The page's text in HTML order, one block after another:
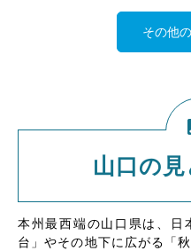
その他
山口の
本州最西端の山口県は、日
台」やその地下に広がる「